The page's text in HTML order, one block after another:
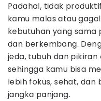
Padahal, tidak
kamu malas atau
kebutuhan yang
dan berkembang.
jeda, tubuh dan
sehingga kamu bisa
lebih fokus, sehat,
jangka panjang.